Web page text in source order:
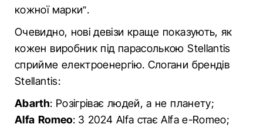
кожної марки”.
Очевидно, нові девізи краще показують, як
кожен виробник під парасолькою Stellantis
сприйме електроенергію. Слогани брендів
Stellantis:
Abarth: Розігріває людей, а не планету;
Alfa Romeo: З 2024 Alfa стає Alfa e-Romeo;